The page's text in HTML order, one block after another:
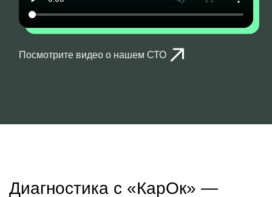
Посмотрите видео о нашем СТО
Диагностика с «КарОк» —